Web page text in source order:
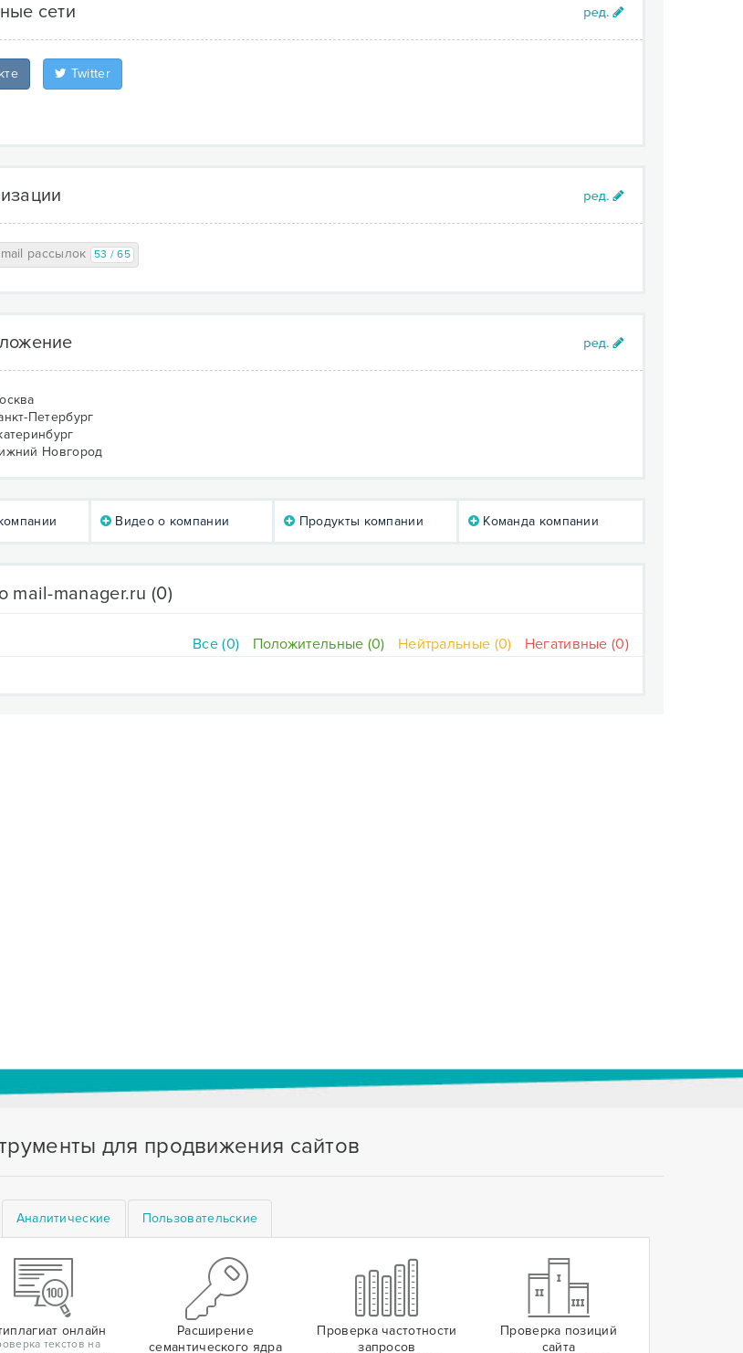
сети
Twitter
рассылок 53 / 65
Петербург
Новгород
Видео о компании Продукты компании Команда компании
mail-manager.ru (0)
Все (0) Положительные (0) Нейтральные (0) Негативные (0)
для продвижения сайтов
Аналитические Пользовательские
онлайн
текстов на
Расширение
семантического ядра
Проверка частотности
запросов
Проверка позиций
сайта